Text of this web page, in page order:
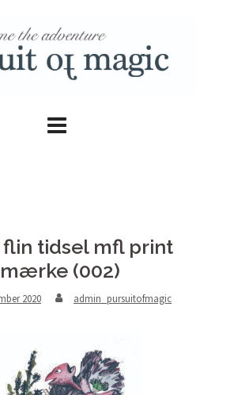
tidsel mfl print
(002)
2020 admin_pursuitofmagic